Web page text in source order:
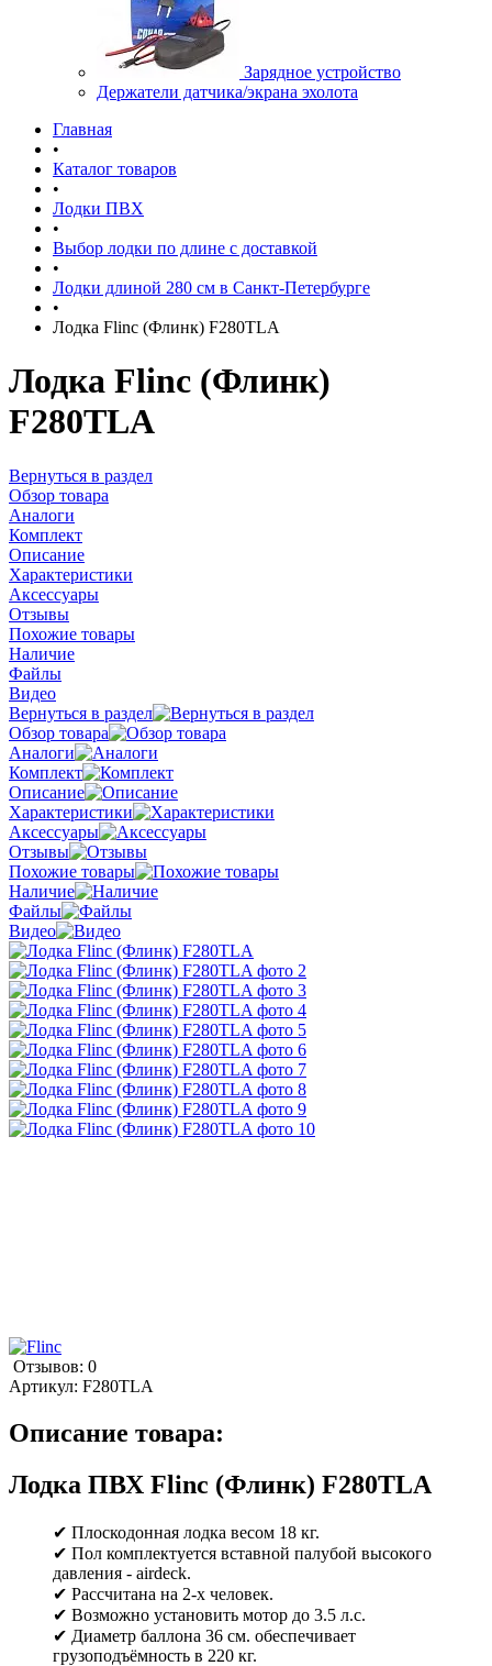
Зарядное устройство
Держатели датчика/экрана эхолота
Главная
•
Каталог товаров
•
Лодки ПВХ
•
Выбор лодки по длине c доставкой
•
Лодки длиной 280 см в Санкт-Петербурге
•
Лодка Flinc (Флинк) F280TLA
Лодка Flinc (Флинк)
F280TLA
Вернуться в раздел
Обзор товара
Аналоги
Комплект
Описание
Характеристики
Аксессуары
Отзывы
Похожие товары
Наличие
Файлы
Видео
Вернуться в раздел
Обзор товара
Аналоги
Комплект
Описание
Характеристики
Аксессуары
Отзывы
Похожие товары
Наличие
Файлы
Видео
Отзывов: 0
Артикул: F280TLA
Описание товара:
Лодка ПВХ Flinc (Флинк) F280TLA
✔ Плоскодонная лодка весом 18 кг.
✔ Пол комплектуется вставной палубой высокого
давления - airdeck.
✔ Рассчитана на 2-х человек.
✔ Возможно установить мотор до 3.5 л.с.
✔ Диаметр баллона 36 см. обеспечивает
грузоподъёмность в 220 кг.